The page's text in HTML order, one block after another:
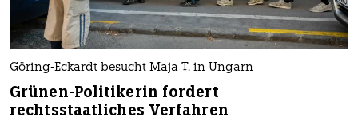
Göring-Eckardt besucht Maja T. in Ungarn
Grünen-Politikerin fordert
rechtsstaatliches Verfahren